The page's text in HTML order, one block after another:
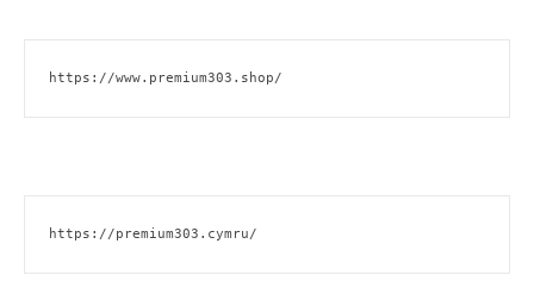
https://www.premium303.shop/
https://premium303.cymru/